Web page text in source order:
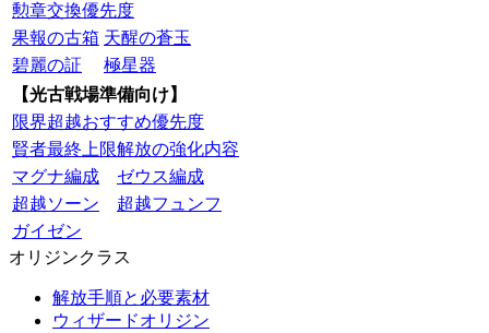
勲章交換優先度
果報の古箱 天醒の蒼玉
碧麗の証
極星器
【光古戦場準備向け】
限界超越おすすめ優先度
賢者最終上限解放の強化内容
マグナ編成
ゼウス編成
超越ソーン
超越フュンフ
ガイゼン
オリジンクラス
解放手順と必要素材
ウィザードオリジン